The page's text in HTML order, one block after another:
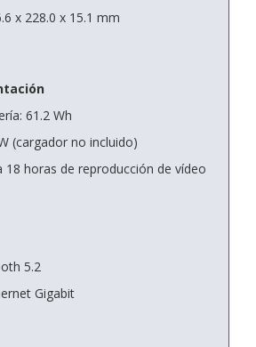
x 228.0 x 15.1 mm
61.2 Wh
(cargador no incluido)
18 horas de reproducción de vídeo
5.2
Gigabit